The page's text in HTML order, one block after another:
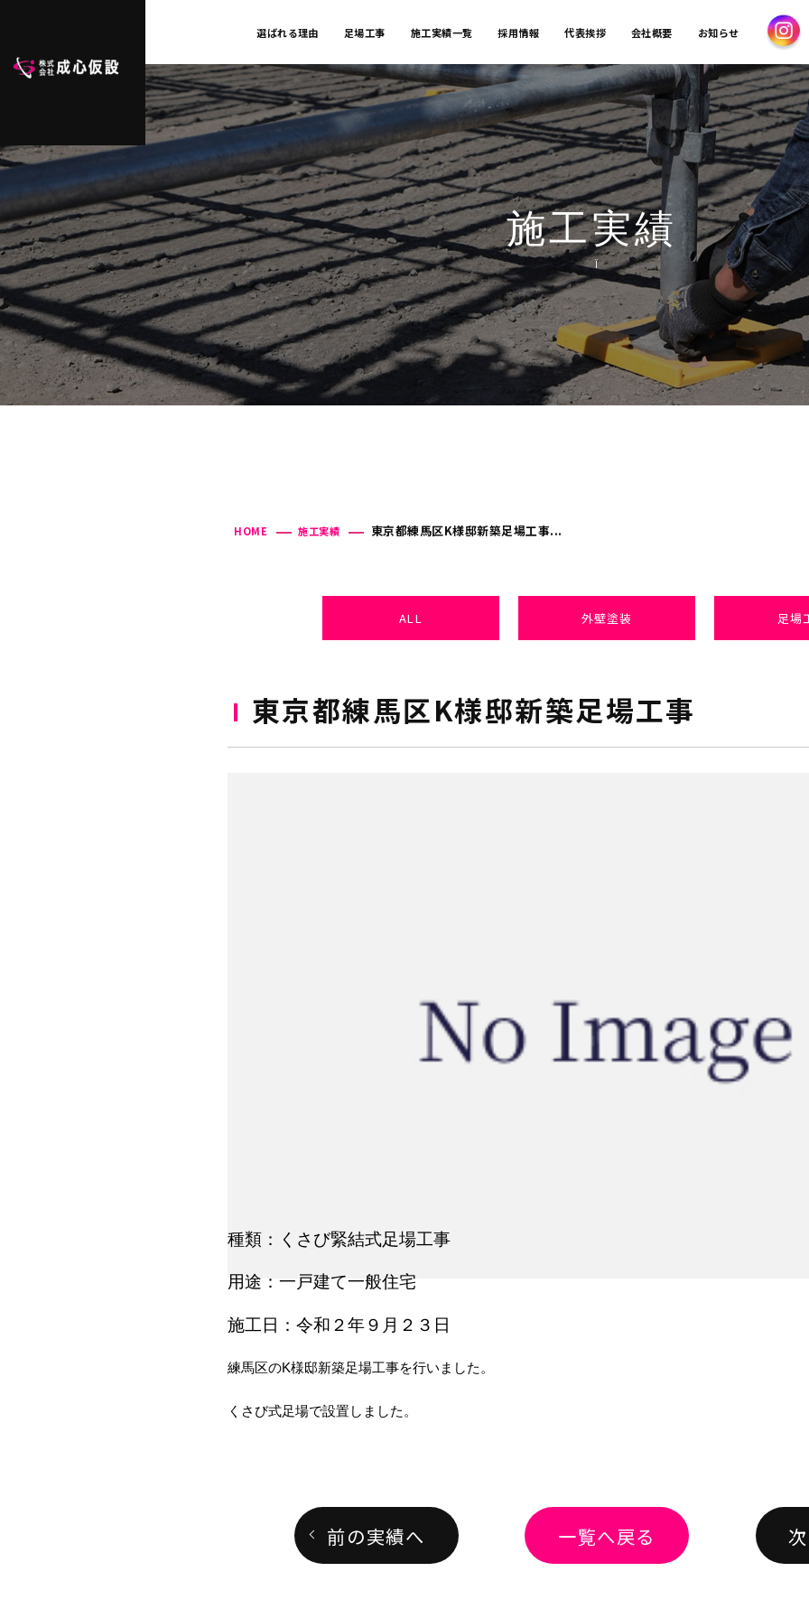
選ばれる理由 足場工事 施工実績一覧 採用情報 代表挨拶 会社概要 お知らせ
施工実績
Ï
HOME 施工実績 東京都練馬区K様邸新築足場工事...
ALL 外壁塗装 足場
東京都練馬区K様邸新築足場工事
種類：くさび緊結式足場工事
用途：一戸建て一般住宅
施工日：令和２年９月２３日
練馬区のK様邸新築足場工事を行いました。
くさび式足場で設置しました。
前の実績へ 一覧へ戻る